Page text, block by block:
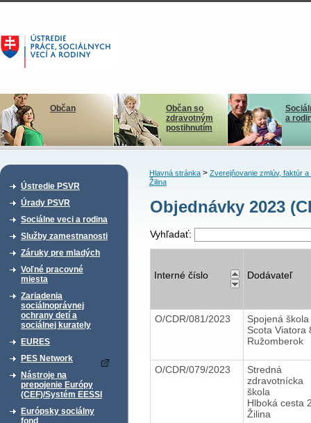
Občan
Občan so
zdravotným
postihnutím
a
Ústredie PSVR
Úrady PSVR
Sociálne veci a rodina
Služby zamestnanosti
Záruky pre mladých
Voľné pracovné
miesta
Zariadenia
sociálnoprávnej
ochrany detí a
sociálnej kurately
EURES
PES Network
Nástroje na
prepojenie Európy
(CEF)/Systém EESSI
Európsky sociálny
fond
Hlavná stránka> Zverejňovanie zmlúv, faktúr a
Žilina
Objednávky 2023
Vyhľadať:
Interné číslo Dodávateľ
O/CDR/081/2023
Spojená škola
Scota Viatora
Ružomberok
O/CDR/079/2023
Stredná
zdravotnícka
škola
Hlboká cesta
Žilina